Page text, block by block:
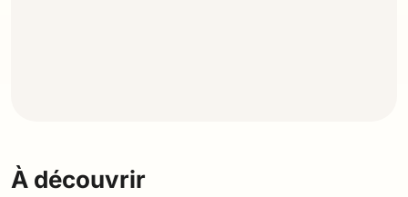
À découvrir